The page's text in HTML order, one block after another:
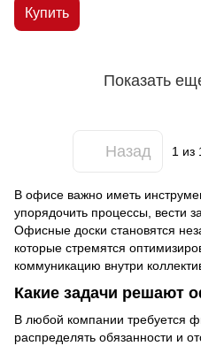
Купить
Показать
Назад 1 из
В офисе важно иметь
упорядочить процессы, вести
Офисные доски становятся
которые стремятся
коммуникацию внутри
Какие задачи решают
В любой компании требуется
распределять обязанности и